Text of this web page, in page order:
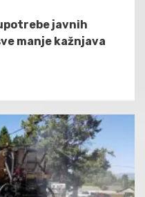
javnih
manje kažnjava